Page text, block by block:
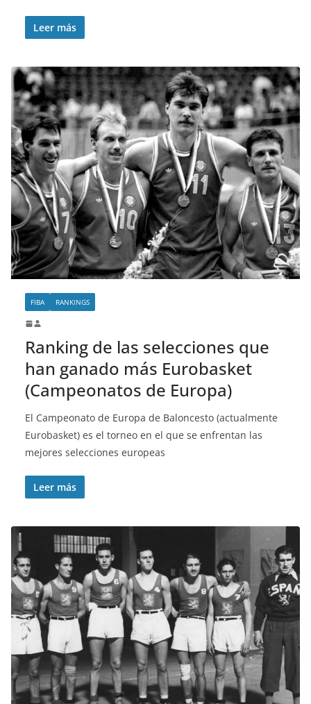
Leer más
FIBA RANKINGS
Ranking de las selecciones que
han ganado más Eurobasket
(Campeonatos de Europa)
El Campeonato de Europa de Baloncesto (actualmente
Eurobasket) es el torneo en el que se enfrentan las
mejores selecciones europeas
Leer más